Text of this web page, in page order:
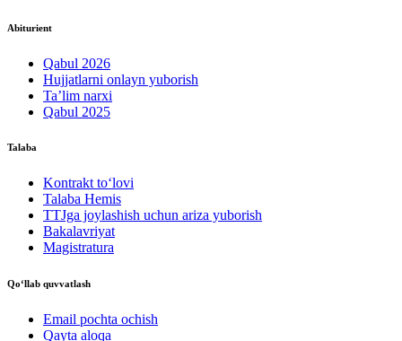
Abiturient
Qabul 2026
Hujjatlarni onlayn yuborish
Ta’lim narxi
Qabul 2025
Talaba
Kontrakt to‘lovі
Talaba Hemis
TTJga joylashish uchun ariza yuborish
Bakalavriyat
Magistratura
Qo‘llab quvvatlash
Email pochta ochish
Qayta aloqa